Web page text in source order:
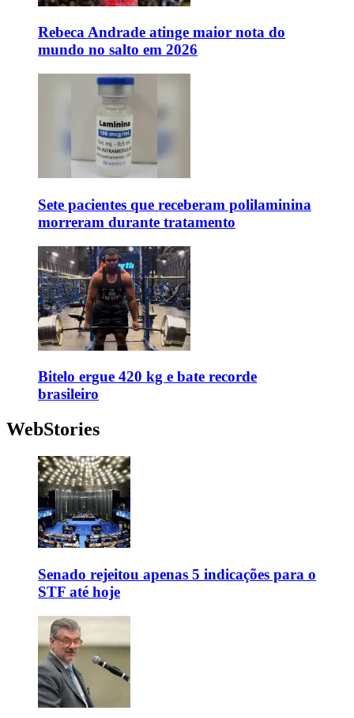
Rebeca Andrade atinge maior nota do
mundo no salto em 2026
Sete pacientes que receberam polilaminina
morreram durante tratamento
Bitelo ergue 420 kg e bate recorde
brasileiro
WebStories
Senado rejeitou apenas 5 indicações para o
STF até hoje